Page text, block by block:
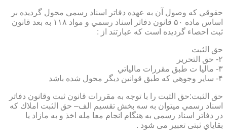
حقوقي كه وصول آن به عهده دفاتر اسناد رسمي محول گرديده بر
اساس ماده ۵۰ قانون دفاتر اسناد رسمي و مواد ۱۱۸ به بعد قانون
ثبت احصاء گرديده است كه عبارتند از :
حق الثبت
۲- حق التحرير
۳- ماليا ت طبق مقررات مالياتي
۴- ساير وجوهي كه طبق قوانين ديگر محول شده باشد
حق الثبت:حق الثبت را با توجه به مقررات قانون ثبت وقانون دفاتر
اسناد رسمي ميتوان به سه بخش تقسيم الف– حق الثبت املاك كه
در دفاتر اسناد رسمي به هنگام انجام معا مله اخذ و به مازاد يا
بقاياي ثبتی تعبیر می شود .